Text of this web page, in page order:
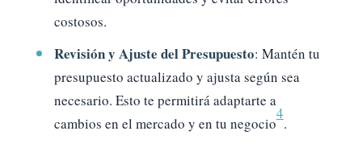
costosos.
Revisión y Ajuste del Presupuesto: Mantén tu
presupuesto actualizado y ajusta según sea
necesario. Esto te permitirá adaptarte a
cambios en el mercado y en tu negocio
4
.